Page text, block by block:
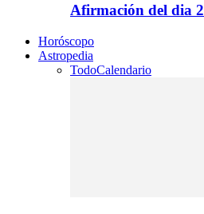
Afirmación del dia
Horóscopo
Astropedia
TodoCalendario